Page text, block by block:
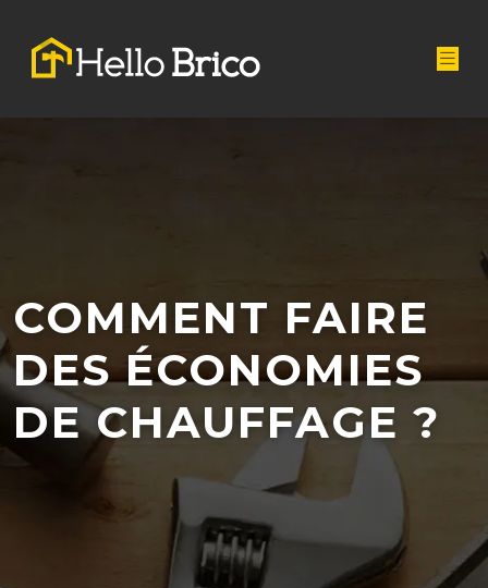
COMMENT FAIRE
DES ÉCONOMIES
DE CHAUFFAGE ?